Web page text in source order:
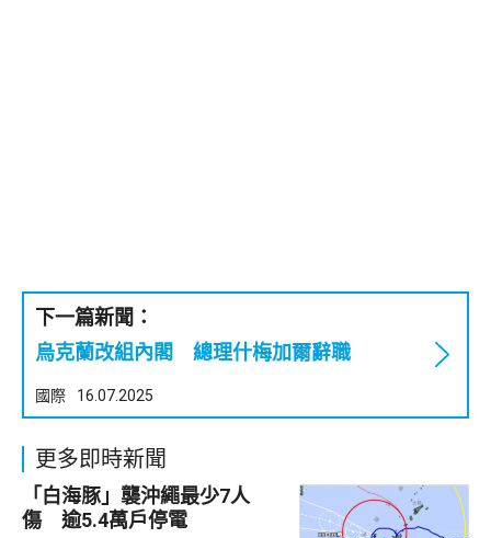
下一篇新聞：
烏克蘭改組內閣 總理什梅加爾辭職
國際 16.07.2025
更多即時新聞
「白海豚」襲沖繩最少7人
傷 逾5.4萬戶停電